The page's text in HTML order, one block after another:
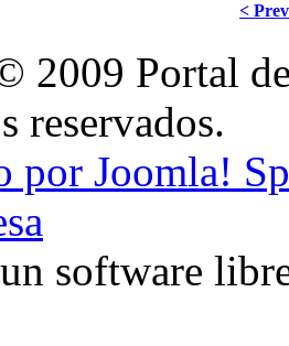
< Prev
2009 Portal
reservados.
por Joomla!
software